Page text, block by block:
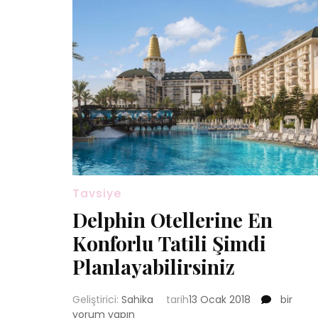
Tavsiye
Delphin Otellerine En
Konforlu Tatili Şimdi
Planlayabilirsiniz
Geliştirici: Sahika tarih13 Ocak 2018
Delphin
bir
yorum yapın